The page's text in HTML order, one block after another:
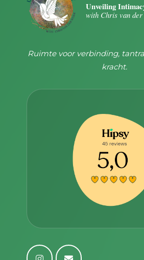
Unveiling
with Chris van der
Ruimte voor verbinding,
kracht.